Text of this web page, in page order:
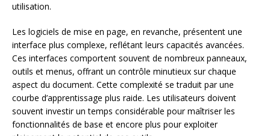
utilisation.
Les logiciels de mise en page, en revanche, présentent une
interface plus complexe, reflétant leurs capacités avancées.
Ces interfaces comportent souvent de nombreux panneaux,
outils et menus, offrant un contrôle minutieux sur chaque
aspect du document. Cette complexité se traduit par une
courbe d’apprentissage plus raide. Les utilisateurs doivent
souvent investir un temps considérable pour maîtriser les
fonctionnalités de base et encore plus pour exploiter